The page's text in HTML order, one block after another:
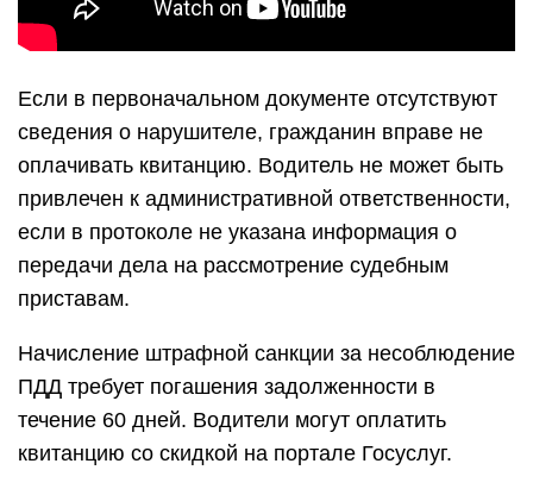
Если в первоначальном документе отсутствуют
сведения о нарушителе, гражданин вправе не
оплачивать квитанцию. Водитель не может быть
привлечен к административной ответственности,
если в протоколе не указана информация о
передачи дела на рассмотрение судебным
приставам.
Начисление штрафной санкции за несоблюдение
ПДД требует погашения задолженности в
течение 60 дней. Водители могут оплатить
квитанцию со скидкой на портале Госуслуг.